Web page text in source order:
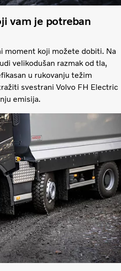
vam je potreban
moment koji možete dobiti. Na
velikodušan razmak od tla,
u rukovanju težim
svestrani Volvo FH Electric
emisija.